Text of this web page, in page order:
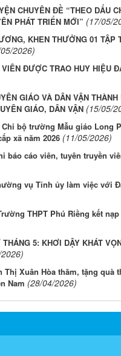
CHUYÊN ĐỀ “THEO DẤU
PHÁT TRIỂN MỚI” (17/05/
KHEN THƯỞNG 01 TẬP
2026)
ĐƯỢC TRAO HUY HIỆU
GIÁO VÀ DÂN VẬN
GIÁO, DÂN VẬN (15/05/
bộ trường Mẫu giáo Long
xã năm 2026 (11/05/2026)
báo cáo viên, tuyên truyền
vụ Tỉnh ủy làm việc với
THPT Phú Riềng kết
5: KHƠI DẬY KHÁT
Thị Xuân Hòa thăm, tặng
Nam (28/04/2026)